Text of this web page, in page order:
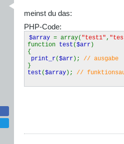
meinst du das:
PHP-Code:
$array = array( "test1" ,
function test ($arr)
{
print_r($arr); // ausgabe
}
test ($array); //